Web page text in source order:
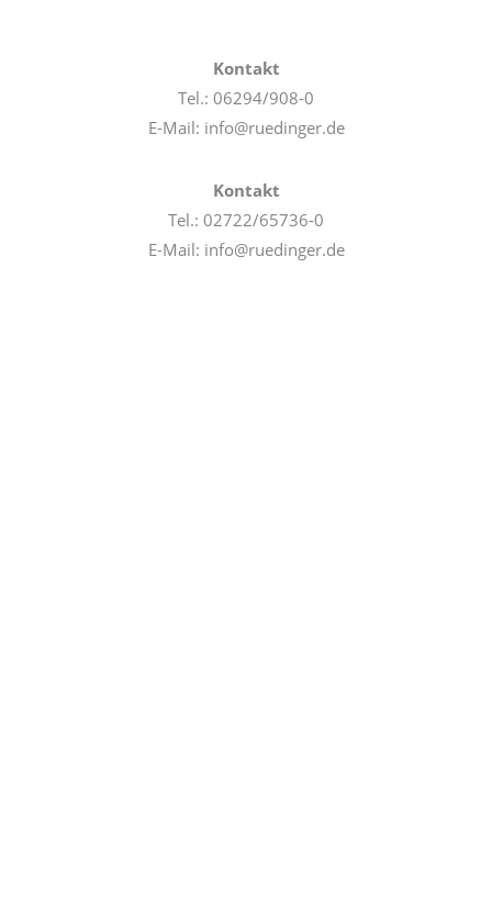
Kontakt
Tel.: 06294/908-0
E-Mail: info@ruedinger.de
Kontakt
Tel.: 02722/65736-0
E-Mail: info@ruedinger.de